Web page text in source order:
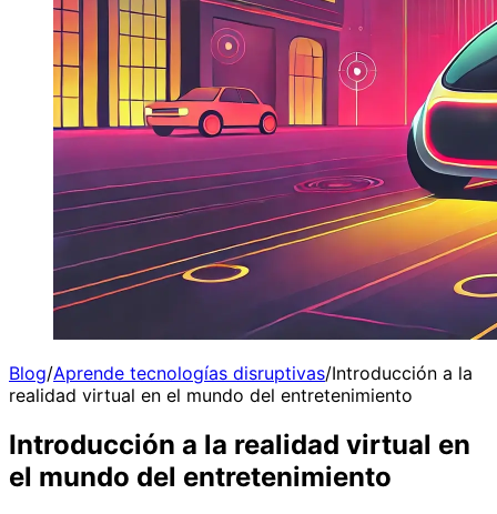
Blog/Aprende tecnologías disruptivas/Introducción a la
realidad virtual en el mundo del entretenimiento
Introducción a la realidad virtual en
el mundo del entretenimiento